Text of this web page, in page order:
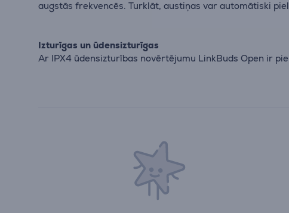
augstās frekvencēs. Turklāt, austiņas var automātiski
Izturīgas un ūdensizturīgas
Ar IPX4 ūdensizturības novērtējumu LinkBuds Open ir